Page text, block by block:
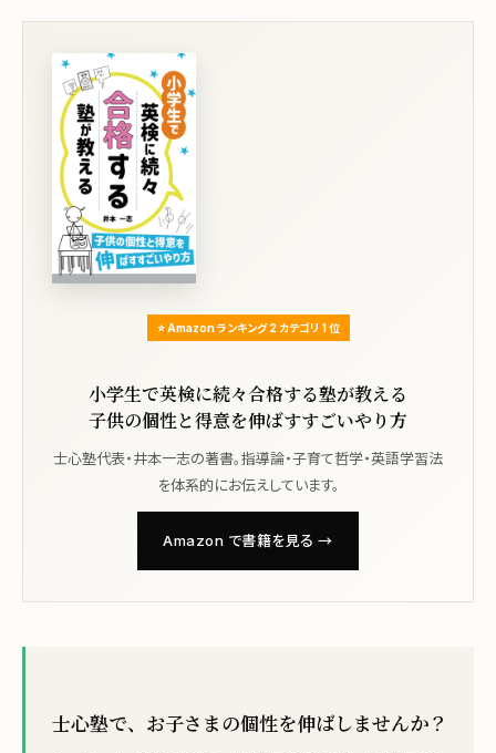
⭐ Amazon ランキング 2 カテゴリ 1 位
小学生で英検に続々合格する塾が教える
子供の個性と得意を伸ばすすごいやり方
士心塾代表・井本一志の著書。指導論・子育て哲学・英語学習法
を体系的にお伝えしています。
Amazon で書籍を見る →
士心塾で、お子さまの個性を伸ばしませんか？